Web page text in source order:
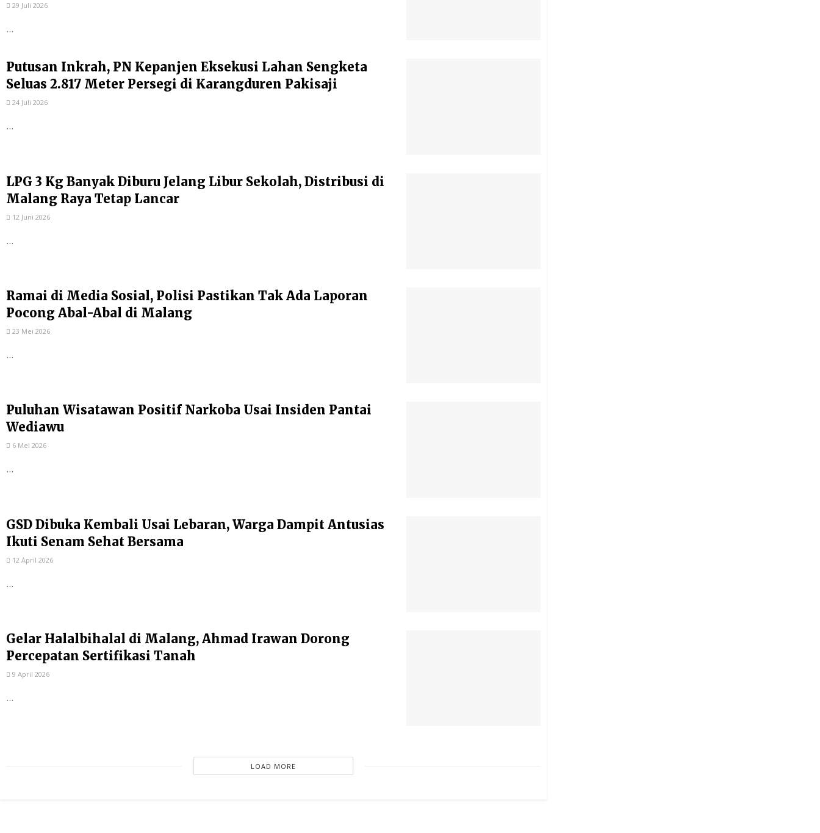
29 Juli 2026
...
Putusan Inkrah, PN Kepanjen Eksekusi Lahan Sengketa
Seluas 2.817 Meter Persegi di Karangduren Pakisaji
24 Juli 2026
...
LPG 3 Kg Banyak Diburu Jelang Libur Sekolah, Distribusi di
Malang Raya Tetap Lancar
12 Juni 2026
...
Ramai di Media Sosial, Polisi Pastikan Tak Ada Laporan
Pocong Abal-Abal di Malang
23 Mei 2026
...
Puluhan Wisatawan Positif Narkoba Usai Insiden Pantai
Wediawu
6 Mei 2026
...
GSD Dibuka Kembali Usai Lebaran, Warga Dampit Antusias
Ikuti Senam Sehat Bersama
12 April 2026
...
Gelar Halalbihalal di Malang, Ahmad Irawan Dorong
Percepatan Sertifikasi Tanah
9 April 2026
...
LOAD MORE